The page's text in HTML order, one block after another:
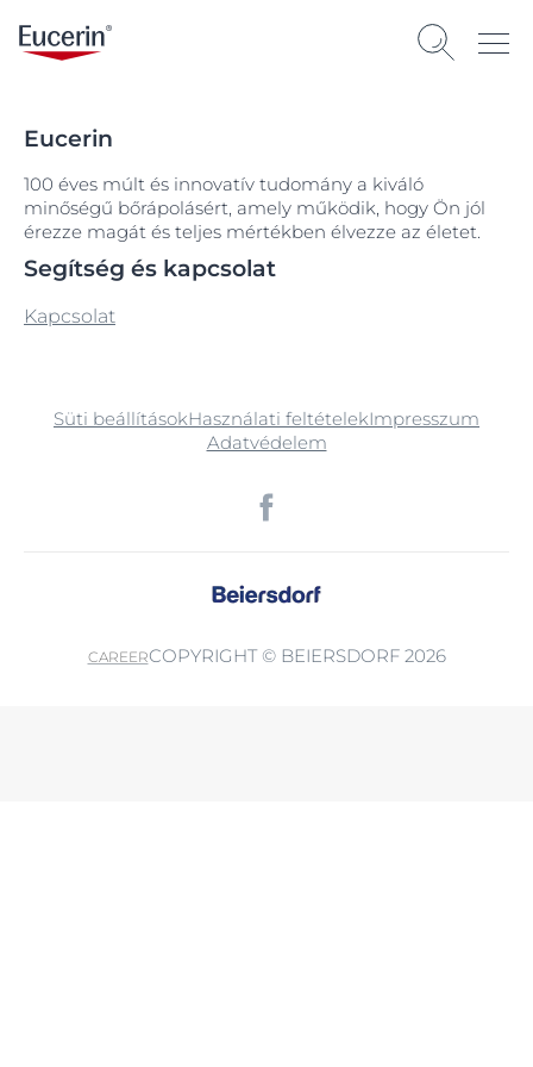
Eucerin
100 éves múlt és innovatív tudomány a kiváló
minőségű bőrápolásért, amely működik, hogy Ön jól
érezze magát és teljes mértékben élvezze az életet.
Segítség és kapcsolat
Kapcsolat
Süti beállításokHasználati feltételekImpresszum
Adatvédelem
CAREERCOPYRIGHT © BEIERSDORF 2026